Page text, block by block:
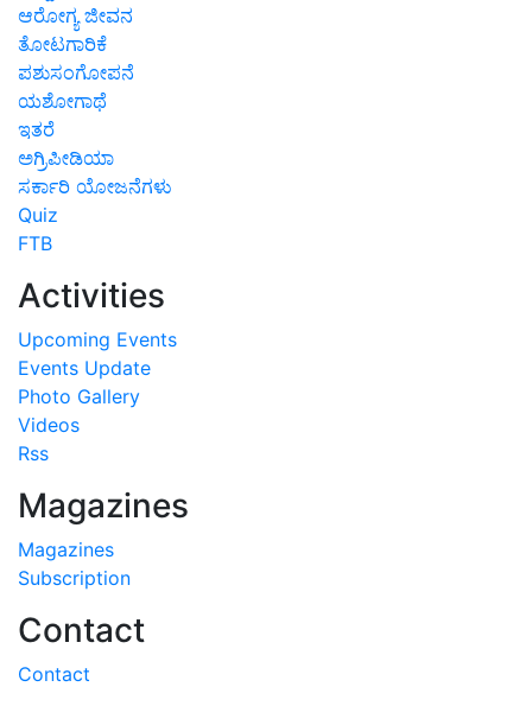
ಆರೋಗ್ಯ ಜೀವನ
ತೋಟಗಾರಿಕೆ
ಪಶುಸಂಗೋಪನೆ
ಯಶೋಗಾಥೆ
ಇತರೆ
ಅಗ್ರಿಪೀಡಿಯಾ
ಸರ್ಕಾರಿ ಯೋಜನೆಗಳು
Quiz
FTB
Activities
Upcoming Events
Events Update
Photo Gallery
Videos
Rss
Magazines
Magazines
Subscription
Contact
Contact